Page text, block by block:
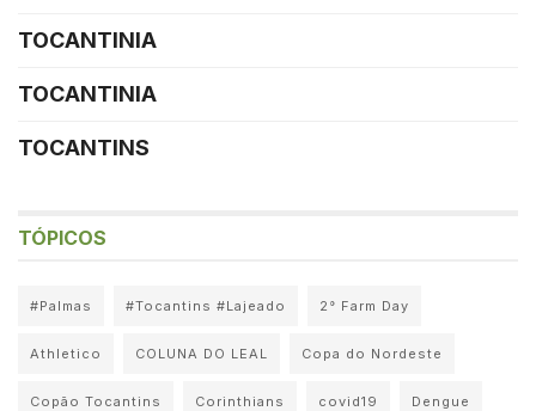
TOCANTINIA
TOCANTINIA
TOCANTINS
TÓPICOS
#Palmas #Tocantins #Lajeado 2° Farm Day
Athletico COLUNA DO LEAL Copa do Nordeste
Copão Tocantins Corinthians covid19 Dengue